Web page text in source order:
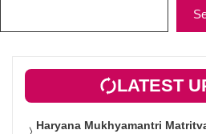
LATEST
Haryana Mukhyamantri